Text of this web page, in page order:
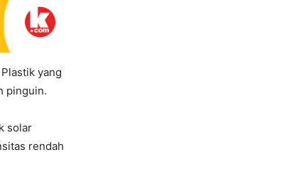
yang
pinguin.
solar
rendah